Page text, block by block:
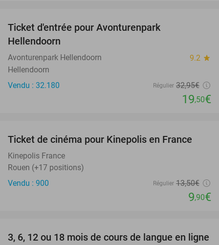
Ticket d'entrée pour Avonturenpark
Hellendoorn
Avonturenpark Hellendoorn 9.2 star
Hellendoorn
Vendu : 32.180
Régulier 32,95€
19,50€
27%
OUT
Ticket de cinéma pour Kinepolis en France
Kinepolis France
Rouen (+17 positions)
Vendu : 900
Régulier 13,50€
9,90€
88%
3, 6, 12 ou 18 mois de cours de langue en ligne